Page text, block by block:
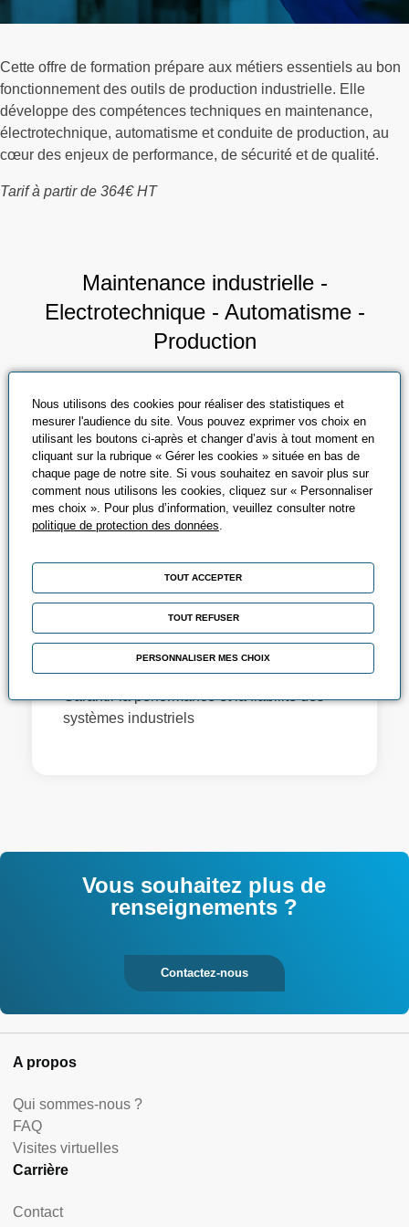
Cette offre de formation prépare aux métiers essentiels au bon
fonctionnement des outils de production industrielle. Elle
développe des compétences techniques en maintenance,
électrotechnique, automatisme et conduite de production, au
cœur des enjeux de performance, de sécurité et de qualité.
Tarif à partir de 364€ HT
Maintenance industrielle -
Electrotechnique - Automatisme -
Production
Maintenance industrielle
- Electrotechnique -
Automatisme -
Production
Garantir la performance et la fiabilité des
systèmes industriels
Vous souhaitez plus de
renseignements ?
Contactez-nous
A propos
Qui sommes-nous ?
FAQ
Visites virtuelles
Carrière
Contact
Nous utilisons des cookies pour réaliser des statistiques et
mesurer l'audience du site. Vous pouvez exprimer vos choix en
utilisant les boutons ci-après et changer d’avis à tout moment en
cliquant sur la rubrique « Gérer les cookies » située en bas de
chaque page de notre site. Si vous souhaitez en savoir plus sur
comment nous utilisons les cookies, cliquez sur « Personnaliser
mes choix ». Pour plus d’information, veuillez consulter notre
politique de protection des données
TOUT ACCEPTER
TOUT REFUSER
PERSONNALISER MES CHOIX